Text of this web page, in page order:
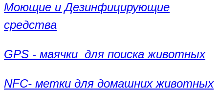
Моющие и Дезинфицирующие
средства
GPS - маячки для поиска животных
NFC- метки для домашних животных